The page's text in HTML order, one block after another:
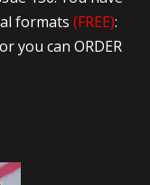
formats(FREE):
or you can ORDER